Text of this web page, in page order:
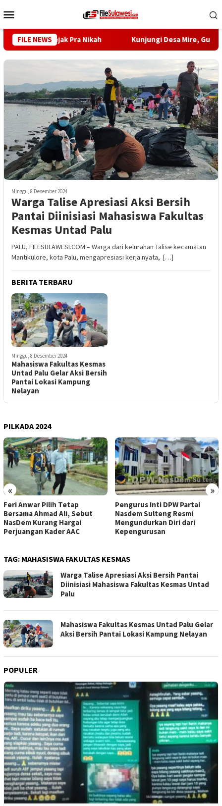
ke
Mobile
FILE NEWS
Sejak Pra Nikah Kunjungi Desa Mire,
Minggu, 8 Desember 2024
Warga Talise Apresiasi Aksi Bersih
Pantai Diinisiasi Mahasiswa Fakultas
Kesmas Untad Palu
PALU, FILESULAWESI.COM – Warga dari kelurahan Talise kecamatan
Mantikulore, kota Palu, mengapresiasi kerja nyata, […]
BERITA TERBARU
Minggu, 8 Desember 2024
Mahasiswa Fakultas Kesmas
Untad Palu Gelar Aksi Bersih
Pantai Lokasi Kampung
Nelayan
PILKADA 2024
« »
Feri Anwar Pilih Tetap
Bersama Ahmad Ali, Sebut
NasDem Kurang Hargai
Perjuangan Kader AAC
Pengurus Inti DPW Partai
Nasdem Sulteng Resmi
Mengundurkan Diri dari
Kepengurusan
TAG: MAHASISWA FAKULTAS KESMAS
Warga Talise Apresiasi Aksi Bersih Pantai
Diinisiasi Mahasiswa Fakultas Kesmas Untad
Palu
Mahasiswa Fakultas Kesmas Untad Palu Gelar
Aksi Bersih Pantai Lokasi Kampung Nelayan
POPULER